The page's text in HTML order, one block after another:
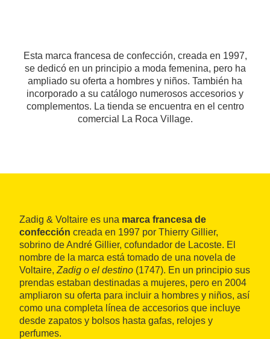
Esta marca francesa de confección, creada en 1997,
se dedicó en un principio a moda femenina, pero ha
ampliado su oferta a hombres y niños. También ha
incorporado a su catálogo numerosos accesorios y
complementos. La tienda se encuentra en el centro
comercial La Roca Village.
Zadig & Voltaire es una marca francesa de
confección creada en 1997 por Thierry Gillier,
sobrino de André Gillier, cofundador de Lacoste. El
nombre de la marca está tomado de una novela de
Voltaire, Zadig o el destino (1747). En un principio sus
prendas estaban destinadas a mujeres, pero en 2004
ampliaron su oferta para incluir a hombres y niños, así
como una completa línea de accesorios que incluye
desde zapatos y bolsos hasta gafas, relojes y
perfumes.